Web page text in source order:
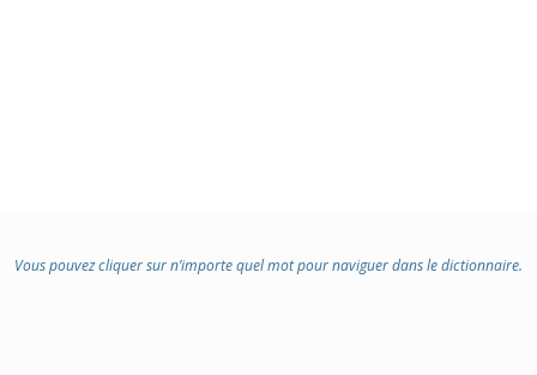
Vous pouvez cliquer sur n’importe quel mot pour naviguer dans le dictionnaire.